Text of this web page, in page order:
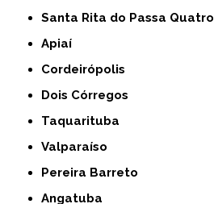
Santa Rita do Passa Quatro
Apiaí
Cordeirópolis
Dois Córregos
Taquarituba
Valparaíso
Pereira Barreto
Angatuba